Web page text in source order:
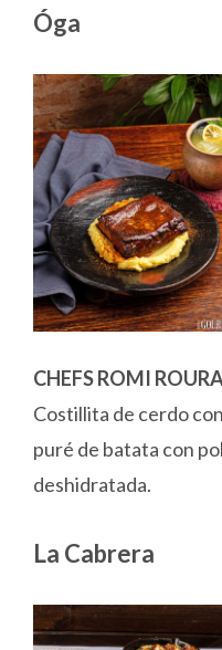
Óga
CHEFS ROMI
Costillita de cerdo
puré de batata con
deshidratada.
La Cabrera